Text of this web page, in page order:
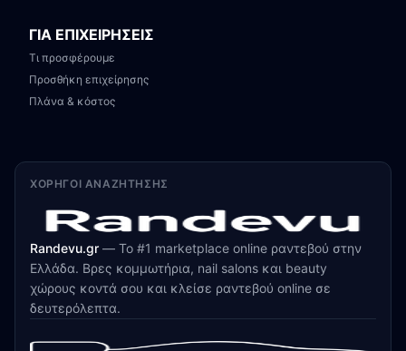
ΓΙΑ ΕΠΙΧΕΙΡΗΣΕΙΣ
Τι προσφέρουμε
Προσθήκη επιχείρησης
Πλάνα & κόστος
ΧΟΡΗΓΟΊ ΑΝΑΖΉΤΗΣΗΣ
Randevu.gr — Το #1 marketplace online ραντεβού στην
Ελλάδα. Βρες κομμωτήρια, nail salons και beauty
χώρους κοντά σου και κλείσε ραντεβού online σε
δευτερόλεπτα.